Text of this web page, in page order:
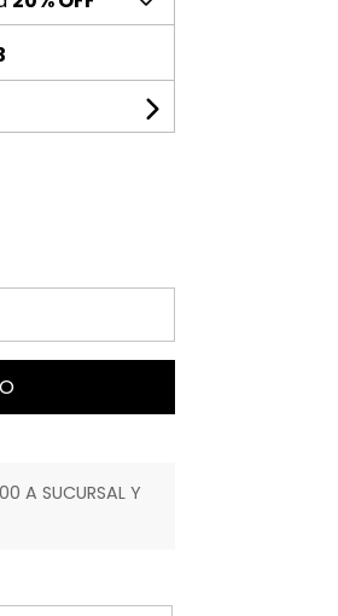
A SUCURSAL Y